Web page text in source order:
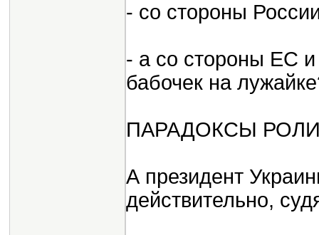
- со стороны
- а со стороны ЕС
бабочек на
ПАРАДОКСЫ
А президент
действительно,